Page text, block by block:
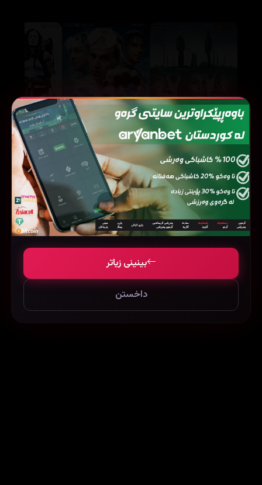
Irada (2017)
26239
Blue (2009)
47172
80096
بینینی زیاتر
داخستن